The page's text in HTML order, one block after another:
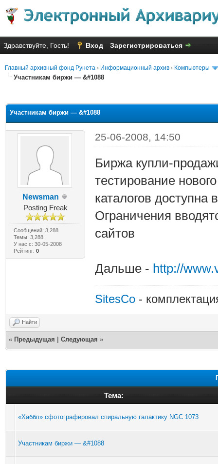
Здравствуйте, Гость! Вход Зарегистрироваться
Главный архивный фонд Рунета › Информационный архив › Компьютеры
Участникам биржи — &#1088
Участникам биржи — &#1088
Newsman
Posting Freak
Сообщений: 3,288
Темы: 3,288
У нас с: 30-05-2008
Рейтинг: 0
25-06-2008, 14:50
Биржа купли-
тестирование
каталогов
Ограничения
сайтов
Дальше - http://
SitesCo-
Найти
« Предыдущая Следующая »
Тема:
«Хаббл» сфотографировал спиральную галактику NGC 1073
Участникам биржи — &#1088